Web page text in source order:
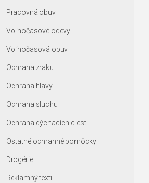
Pracovná obuv
Voľnočasové odevy
Voľnočasová obuv
Ochrana zraku
Ochrana hlavy
Ochrana sluchu
Ochrana dýchacích ciest
Ostatné ochranné pomôcky
Drogérie
Reklamný textil